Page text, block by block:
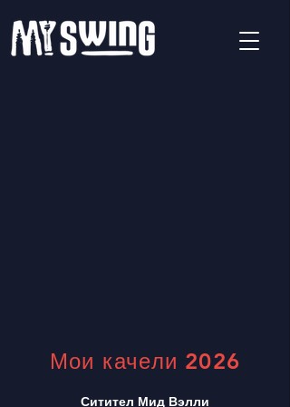
Мои качели 2026
Ситител Мид Вэлли